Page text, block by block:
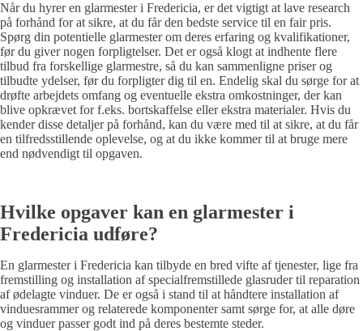
Når du hyrer en glarmester i Fredericia, er det vigtigt at lave research
på forhånd for at sikre, at du får den bedste service til en fair pris.
Spørg din potentielle glarmester om deres erfaring og kvalifikationer,
før du giver nogen forpligtelser. Det er også klogt at indhente flere
tilbud fra forskellige glarmestre, så du kan sammenligne priser og
tilbudte ydelser, før du forpligter dig til en. Endelig skal du sørge for at
drøfte arbejdets omfang og eventuelle ekstra omkostninger, der kan
blive opkrævet for f.eks. bortskaffelse eller ekstra materialer. Hvis du
kender disse detaljer på forhånd, kan du være med til at sikre, at du får
en tilfredsstillende oplevelse, og at du ikke kommer til at bruge mere
end nødvendigt til opgaven.
Hvilke opgaver kan en glarmester i
Fredericia udføre?
En glarmester i Fredericia kan tilbyde en bred vifte af tjenester, lige fra
fremstilling og installation af specialfremstillede glasruder til reparation
af ødelagte vinduer. De er også i stand til at håndtere installation af
vinduesrammer og relaterede komponenter samt sørge for, at alle døre
og vinduer passer godt ind på deres bestemte steder.